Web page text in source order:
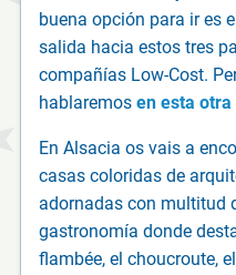
buena opción para ir es
salida hacia estos tres
compañías Low-Cost.
hablaremosen esta
En Alsacia os vais a
casas coloridas de
adornadas con multitud
gastronomía donde
flambée, el choucroute,